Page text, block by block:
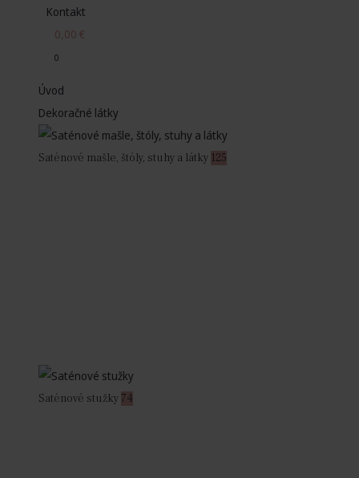
Kontakt
0,00 €
0
Úvod
Dekoračné látky
Saténové mašle, štóly, stuhy a látky 125
Saténové stužky74